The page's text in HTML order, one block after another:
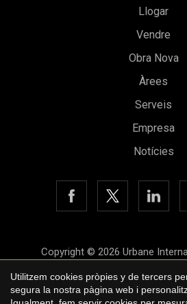
Llogar
Vendre
Obra Nova
Àrees
Serveis
Empresa
Notícies
Copyright © 2026 Urbane
Avís legal
Política de
Utilitzem cookies pròpies y de tercers
segura la nostra pàgina web i
Guardar configuració